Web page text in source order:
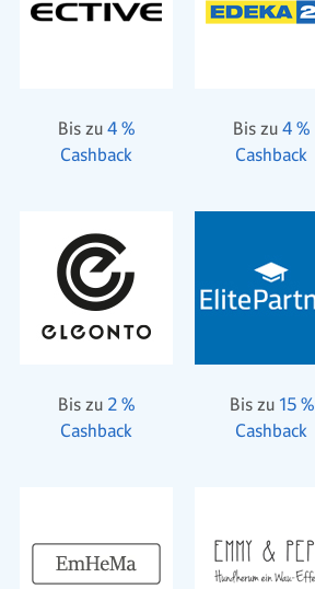
Bis zu 4 %
Cashback
Bis zu 4 %
Cashback
Bis zu 2 %
Cashback
Bis zu 15 %
Cashback